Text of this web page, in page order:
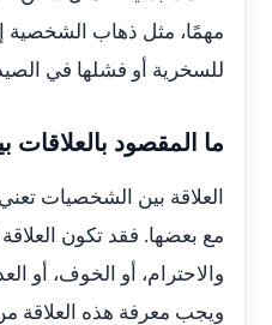
مهمًا، مثل ذهاب الشخصية
للسخرية أو فشلها في
ما المقصود
العلاقة بين الشخصيات
مع بعضها. فقد تكون
والاحترام، أو الخوف، أو
ويجب معرفة هذه العلاقة